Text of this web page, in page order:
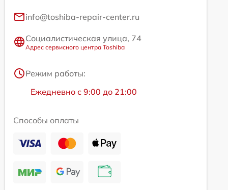
info@toshiba-repair-center.ru
Социалистическая улица, 74
Адрес сервисного центра Toshiba
Режим работы:
Ежедневно с 9:00 до 21:00
Способы оплаты